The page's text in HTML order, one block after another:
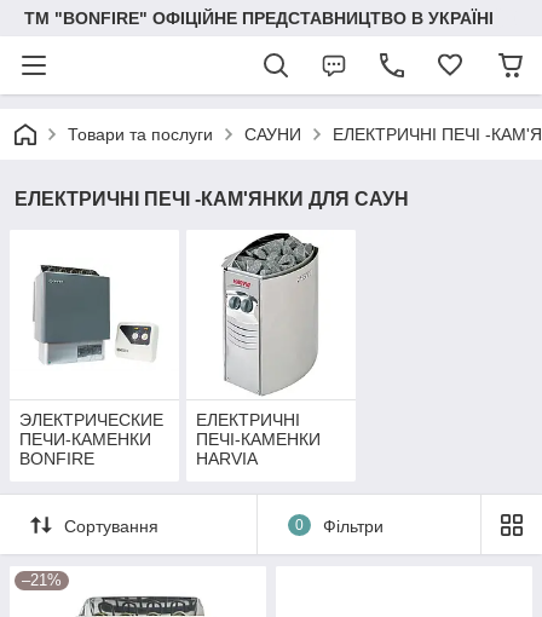
ТМ "BONFIRE" ОФІЦІЙНЕ ПРЕДСТАВНИЦТВО В УКРАЇНІ
Товари та послуги САУНИ ЕЛЕКТРИЧНІ ПЕЧІ -
ЕЛЕКТРИЧНІ ПЕЧІ -КАМ'ЯНКИ ДЛЯ САУН
ЭЛЕКТРИЧЕСКИЕ
ПЕЧИ-КАМЕНКИ
BONFIRE
ЕЛЕКТРИЧНІ
ПЕЧІ-КАМЕНКИ
HARVIA
Сортування 0 Фільтри
–21%